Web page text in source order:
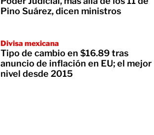
Pino Suárez, dicen ministros
Divisa mexicana
Tipo de cambio en $16.89 tras
anuncio de inflación en EU; el mejor
nivel desde 2015